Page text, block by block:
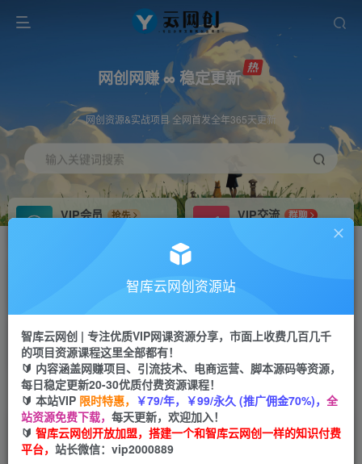
网创网赚 ∞ 稳定更新
网创资源&实战项目 全网首发全年365天更新
输入关键词搜索
VIP会员
抢先
VIP交流
群聊
研究探讨更多创业项目路子。
会员专属推广链接
网赚网创 项目
365天稳定跟新
APP下载
GO
首页 创业课程 会员免费 正文
微信群代发项目，门槛低，小白轻松日入500+
【揭秘】
智库云网创资源站
智库云网创 | 专注优质VIP网课资源分享，市面上收费几百几千
的项目资源课程这里全部都有！
🔰 内容涵盖网赚项目、引流技术、电商运营、脚本源码等资源，
每日稳定更新20-30优质付费资源课程！
🔰 本站VIP 限时特惠， ￥79/年，￥99/永久 (推广佣金70%)， 全
站资源免费下载， 每天更新，欢迎加入！
🔰 智库云网创开放加盟，搭建一个和智库云网创一样的知识付费
平台， 站长微信：vip2000889